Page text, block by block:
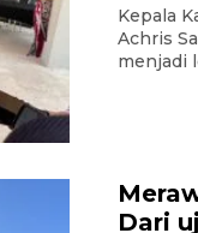
Kepala
Achris
menjadi
Dari